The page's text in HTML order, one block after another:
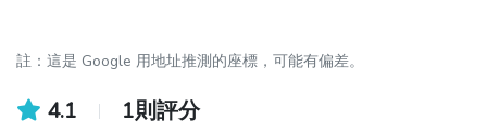
註：這是 Google 用地址推測的座標，可能有偏差。
4.1 1則評分